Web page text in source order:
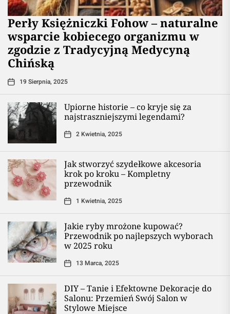
Perły Księżniczki Fohow – naturalne
wsparcie kobiecego organizmu w
zgodzie z Tradycyjną Medycyną
Chińską
19 Sierpnia, 2025
Upiorne historie – co kryje się za
najstraszniejszymi legendami?
2 Kwietnia, 2025
Jak stworzyć szydełkowe akcesoria
krok po kroku – Kompletny
przewodnik
1 Kwietnia, 2025
Jakie ryby mrożone kupować?
Przewodnik po najlepszych wyborach
w 2025 roku
13 Marca, 2025
DIY – Tanie i Efektowne Dekoracje do
Salonu: Przemień Swój Salon w
Stylowe Miejsce